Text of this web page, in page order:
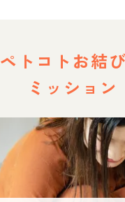
ペトコトお結
ミッション